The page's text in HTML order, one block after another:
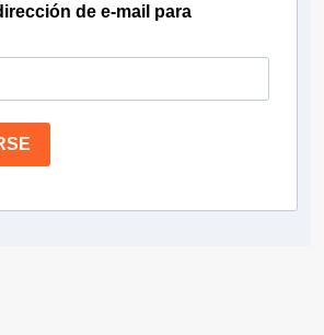
de e-mail para